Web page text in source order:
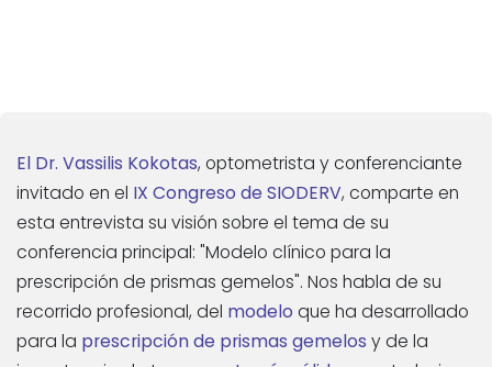
El Dr. Vassilis Kokotas, optometrista y conferenciante
invitado en el IX Congreso de SIODERV, comparte en
esta entrevista su visión sobre el tema de su
conferencia principal: "Modelo clínico para la
prescripción de prismas gemelos". Nos habla de su
recorrido profesional, del modelo que ha desarrollado
para la prescripción de prismas gemelos y de la